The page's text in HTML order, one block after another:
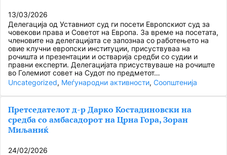
13/03/2026
Делегација од Уставниот суд ги посети Европскиот суд за
човекови права и Советот на Европа. За време на посетата,
членовите на делегацијата се запознаа со работењето на
овие клучни европски институции, присуствуваа на
рочишта и презентации и остварија средби со судии и
правни експерти. Делегацијата присуствуваше на рочиште
во Големиот совет на Судот по предметот…
Uncategorized, Меѓународни активности, Соопштенија
Претседателот д-р Дарко Костадиновски на
средба со амбасадорот на Црна Гора, Зоран
Миљаниќ
24/02/2026